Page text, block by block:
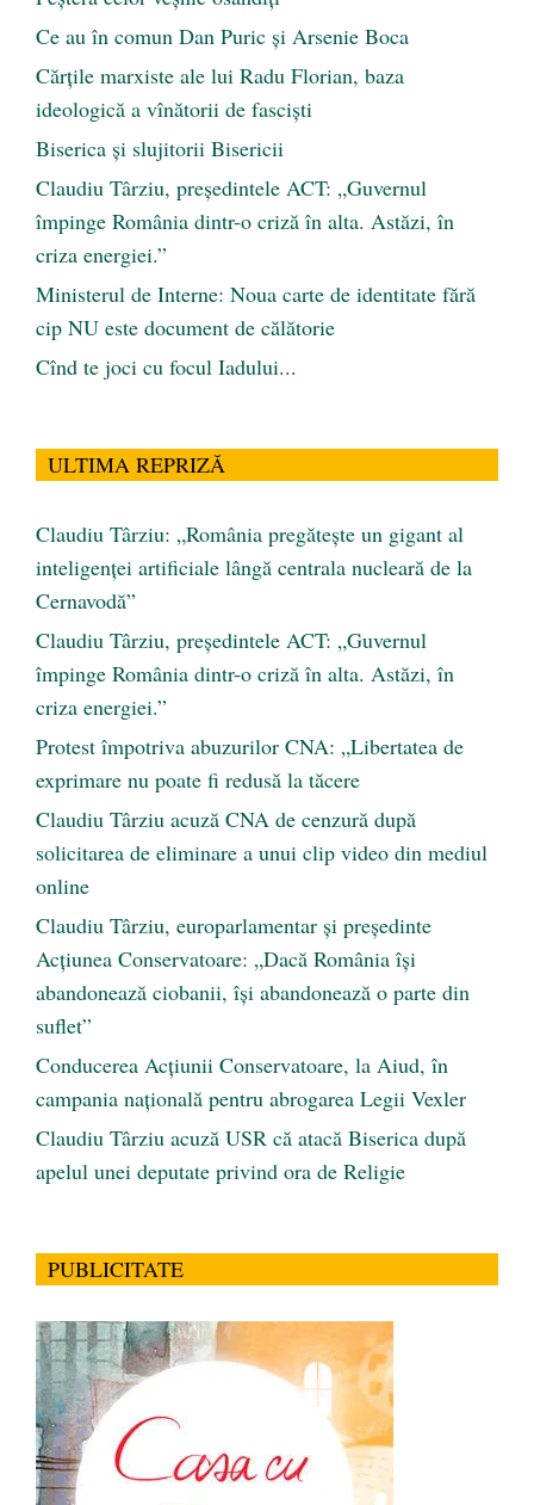
Ce au în comun Dan Puric şi Arsenie Boca
Cărţile marxiste ale lui Radu Florian, baza
ideologică a vînătorii de fascişti
Biserica și slujitorii Bisericii
Claudiu Târziu, președintele ACT: „Guvernul
împinge România dintr-o criză în alta. Astăzi, în
criza energiei.”
Ministerul de Interne: Noua carte de identitate fără
cip NU este document de călătorie
Cînd te joci cu focul Iadului...
ULTIMA REPRIZĂ
Claudiu Târziu: „România pregătește un gigant al
inteligenței artificiale lângă centrala nucleară de la
Cernavodă”
Claudiu Târziu, președintele ACT: „Guvernul
împinge România dintr-o criză în alta. Astăzi, în
criza energiei.”
Protest împotriva abuzurilor CNA: „Libertatea de
exprimare nu poate fi redusă la tăcere
Claudiu Târziu acuză CNA de cenzură după
solicitarea de eliminare a unui clip video din mediul
online
Claudiu Târziu, europarlamentar și președinte
Acțiunea Conservatoare: „Dacă România își
abandonează ciobanii, își abandonează o parte din
suflet”
Conducerea Acțiunii Conservatoare, la Aiud, în
campania națională pentru abrogarea Legii Vexler
Claudiu Târziu acuză USR că atacă Biserica după
apelul unei deputate privind ora de Religie
PUBLICITATE